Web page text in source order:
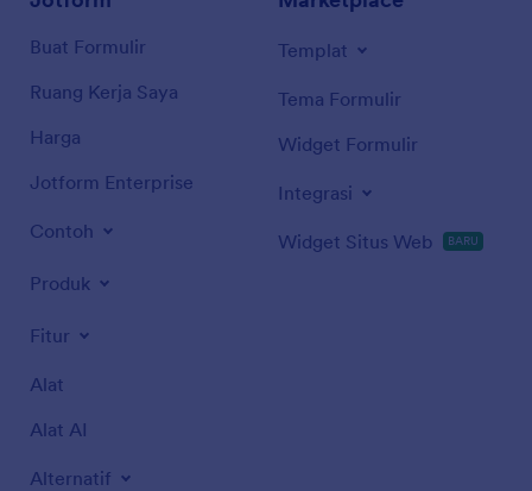
Buat Formulir
Ruang Kerja Saya
Harga
Jotform Enterprise
Contoh
Produk
Fitur
Alat
Alat AI
Alternatif
Templat
Tema Formulir
Widget Formulir
Integrasi
Widget Situs Web BARU